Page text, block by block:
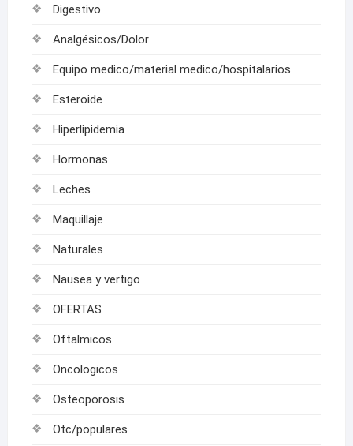
Digestivo
Analgésicos/Dolor
Equipo medico/material medico/hospitalarios
Esteroide
Hiperlipidemia
Hormonas
Leches
Maquillaje
Naturales
Nausea y vertigo
OFERTAS
Oftalmicos
Oncologicos
Osteoporosis
Otc/populares